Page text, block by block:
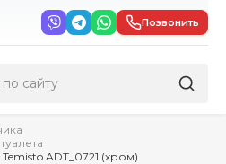
Позвонить
ADT_0721 (хром)